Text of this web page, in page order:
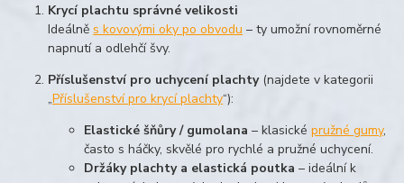
Krycí plachtu správné velikosti
Ideálněs kovovými oky po obvodu – ty umožní rovnoměrné
napnutí a odlehčí švy.
Příslušenství pro uchycení plachty(najdete v kategorii
„Příslušenství pro krycí plachty“):
Elastické šňůry / gumolana – klasicképružné gumy,
často s háčky, skvělé pro rychlé a pružné uchycení.
Držáky plachty a elastická poutka – ideální k